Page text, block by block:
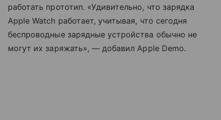
работать прототип. «Удивительно, что зарядка
Apple Watch работает, учитывая, что сегодня
беспроводные зарядные устройства обычно не
могут их заряжать», — добавил Apple Demo.